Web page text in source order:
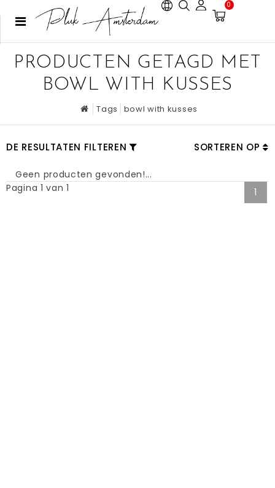
0
PRODUCTEN GETAGD MET
BOWL WITH KUSSES
Tags bowl with kusses
DE RESULTATEN FILTEREN SORTEREN OP
Geen producten gevonden!...
Pagina 1 van 1
1